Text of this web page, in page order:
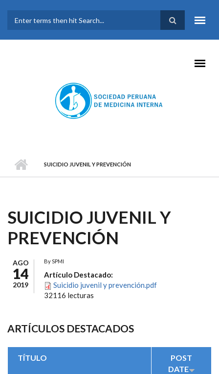
FORMULARIO DE
BÚSQUEDA
SUICIDIO JUVENIL Y PREVENCIÓN
SUICIDIO JUVENIL Y
PREVENCIÓN
AGO
14
2019
BySPMI
Artículo Destacado:
Suicidio juvenil y prevención.pdf
32116 lecturas
ARTÍCULOS DESTACADOS
TÍTULO
POST
DATE